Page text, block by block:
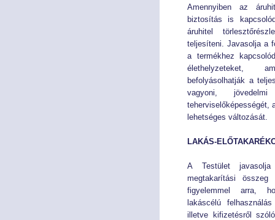
Amennyiben az
biztosítás is
áruhitel
teljesíteni. Javasolja a
a termékhez
élethelyzeteket,
befolyásolhatják a
vagyoni,
teherviselőképességét,
lehetséges változását.
LAKÁS-
A Testület
megtakarítási összeg
figyelemmel arra,
lakáscélú
illetve kifizetésről